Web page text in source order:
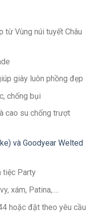
từ Vùng núi tuyết Châu
giày luôn phồng đẹp
chống bụi
cao su chống trượt
và Goodyear Welted
tiệc Party
xám, Patina,….
hoặc đặt theo yêu cầu